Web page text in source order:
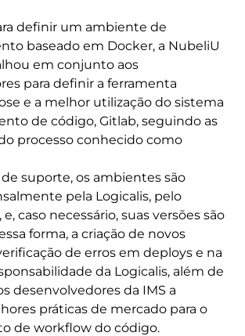
definir um ambiente de
baseado em Docker, a NubeliU
em conjunto aos
para definir a ferramenta
e a melhor utilização do sistema
de código, Gitlab, seguindo as
processo conhecido como
suporte, os ambientes são
pela Logicalis, pelo
caso necessário, suas versões são
forma, a criação de novos
de erros em deploys e na
da Logicalis, além de
desenvolvedores da IMS a
práticas de mercado para o
de workflow do código.